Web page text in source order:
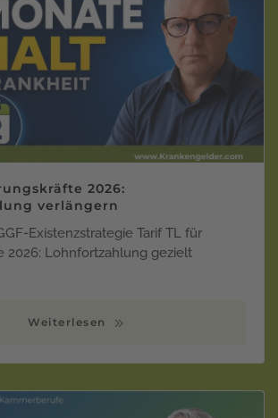
2026:
verlängern
Existenzstrategie Tarif TL für
2026: Lohnfortzahlung gezielt
Weiterlesen